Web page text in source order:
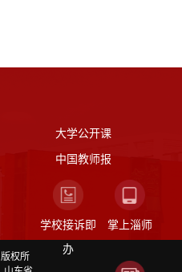
大学公开课
中国教师报
掌上淄师
学校接诉即
办
版权所